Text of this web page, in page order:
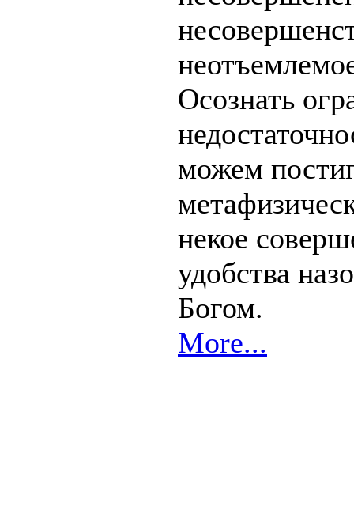
Осознать
можем
некое
удобства
Богом.
More...